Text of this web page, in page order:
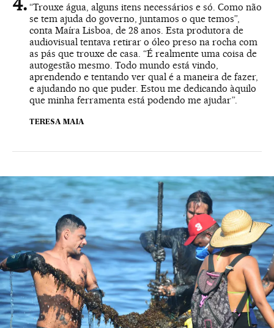
“Trouxe água, alguns itens necessários e só. Como não
se tem ajuda do governo, juntamos o que temos”,
conta Maíra Lisboa, de 28 anos. Esta produtora de
audiovisual tentava retirar o óleo preso na rocha com
as pás que trouxe de casa. “É realmente uma coisa de
autogestão mesmo. Todo mundo está vindo,
aprendendo e tentando ver qual é a maneira de fazer,
e ajudando no que puder. Estou me dedicando àquilo
que minha ferramenta está podendo me ajudar”.
TERESA MAIA